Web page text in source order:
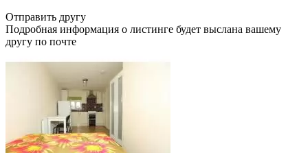
Отправить другу
Подробная информация о листинге будет выслана вашему
другу по почте